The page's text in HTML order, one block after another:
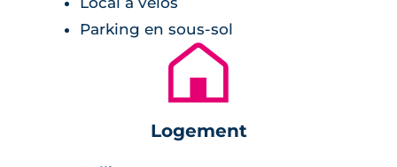
se compose de 43 appartements neufs. Ils
sont tous intégrés au sein de trois bâtiments,
présents. L'architecture du projet immobilier
est sobre. Effectivement, les architecture ont
Parking en sous-sol
🏚
Logement